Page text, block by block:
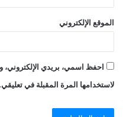
الموقع الإلكتروني
احفظ اسمي، بريدي الإلكتروني،
لاستخدامها المرة المقبلة في تعليقي.